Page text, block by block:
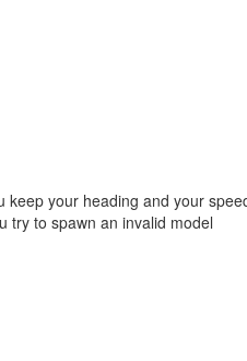
keep your heading and your
try to spawn an invalid model